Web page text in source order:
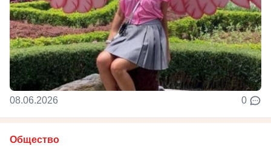
08.06.2026 0
Общество